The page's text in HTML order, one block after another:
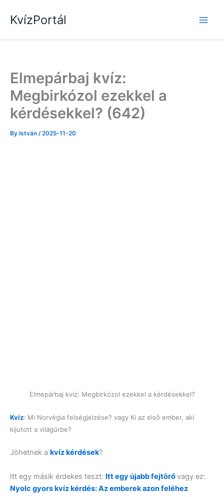
KvízPortál
Elmepárbaj kvíz:
Megbirkózol ezekkel a
kérdésekkel? (642)
By István /2025-11-20
Elmepárbaj kvíz: Megbirkózol ezekkel a kérdésekkel?
Kvíz: Mi Norvégia felségjelzése? vagy Ki az első ember, aki
kijutott a világűrbe?
Jöhetnek a kvíz kérdések?
Itt egy másik érdekes teszt: Itt egy újabb fejtörővagy ez:
Nyolc gyors kvíz kérdés: Az emberek azon feléhez